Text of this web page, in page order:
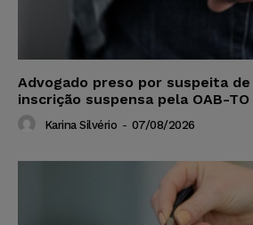
Advogado preso por suspeita
inscrição suspensa pela OAB-TO
Karina Silvério - 07/08/2026